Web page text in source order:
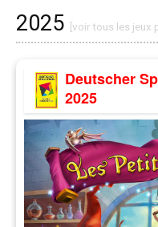
2025 [voir tous les jeux
Deutscher
2025